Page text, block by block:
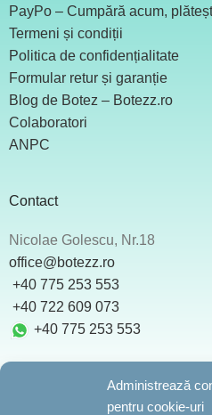
Administrează
pentru cookie-uri
PayPo – Cumpără acum,
Termeni și condiții
Politica de confidențialitate
Formular retur și garanție
Blog de Botez – Botezz.ro
Colaboratori
ANPC
Contact
Nicolae Golescu, Nr.18
office@botezz.ro
+40 775 253 553
‪ +40 722 609 073
+40 775 253 553